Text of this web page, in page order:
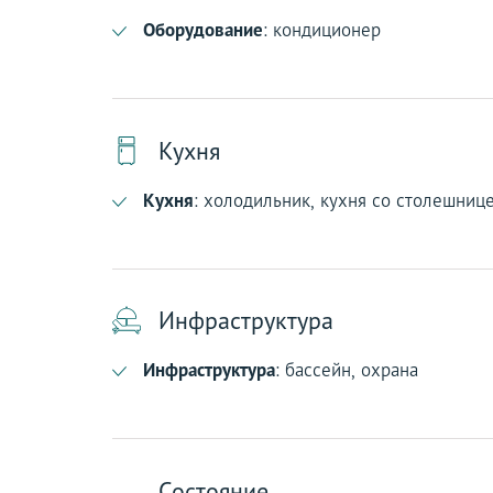
Оборудование: кондиционер
Кухня
Кухня: холодильник, кухня со
Инфраструктура
Инфраструктура: бассейн, охрана